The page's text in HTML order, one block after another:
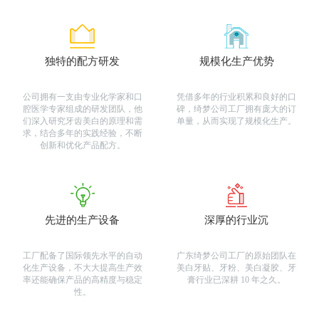
独特的配方研发
公司拥有一支由专业化学家和口
腔医学专家组成的研发团队，他
们深入研究牙齿美白的原理和需
求，结合多年的实践经验，不断
创新和优化产品配方。
规模化生产优势
凭借多年的行业积累和良好的口
碑，绮梦公司工厂拥有庞大的订
单量，从而实现了规模化生产。
先进的生产设备
工厂配备了国际领先水平的自动
化生产设备，不大大提高生产效
率还能确保产品的高精度与稳定
性。
深厚的行业沉
广东绮梦公司工厂的原始团队在
美白牙贴、牙粉、美白凝胶、牙
膏行业已深耕 10 年之久。